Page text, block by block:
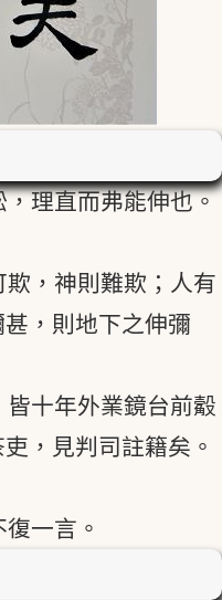
理直而弗能伸也。
，神則難欺；人有
，則地下之伸彌
皆十年外業鏡台前觳
，見判司註籍矣。
一言。